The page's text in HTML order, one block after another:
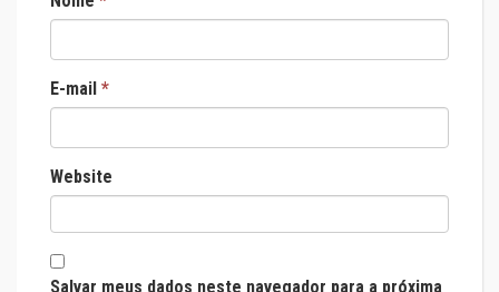
E-mail *
Website
Salvar meus dados neste navegador para a próxima